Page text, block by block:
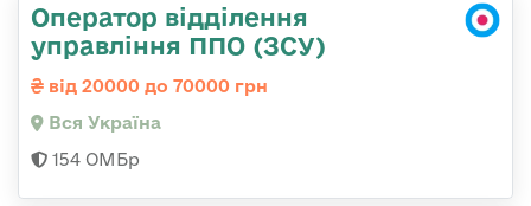
Оператор відділення
управління ППО (ЗСУ)
від 20000 до 70000 грн
Вся Україна
154 ОМБр